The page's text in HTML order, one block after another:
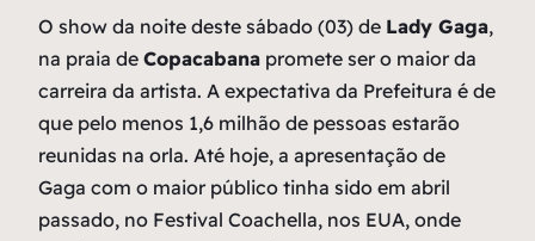
O show da noite deste sábado (03) de Lady Gaga,
na praia de Copacabana promete ser o maior da
carreira da artista. A expectativa da Prefeitura é de
que pelo menos 1,6 milhão de pessoas estarão
reunidas na orla. Até hoje, a apresentação de
Gaga com o maior público tinha sido em abril
passado, no Festival Coachella, nos EUA, onde